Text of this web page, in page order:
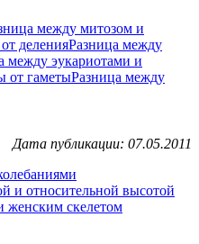
между митозом и
Разница между
между эукариотами и
Разница между
Дата публикации: 07.05.2011
и относительной высотой
женским скелетом